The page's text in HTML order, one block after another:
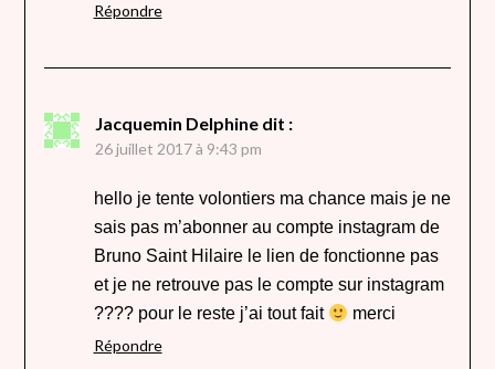
Répondre
Jacquemin Delphine dit :
26 juillet 2017 à 9:43 pm
hello je tente volontiers ma chance mais je ne
sais pas m’abonner au compte instagram de
Bruno Saint Hilaire le lien de fonctionne pas
et je ne retrouve pas le compte sur instagram
???? pour le reste j’ai tout fait
merci
Répondre